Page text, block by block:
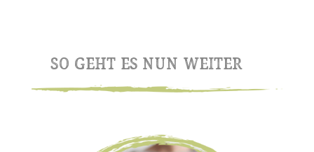
So geht es nun weiter…